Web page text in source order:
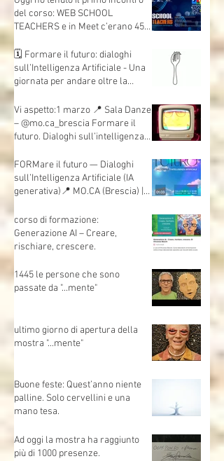
del corso: WEB SCHOOL
TEACHERS e in Meet c’erano 45
territori diversi.
🗓 Formare il futuro: dialoghi
sull’Intelligenza Artificiale - Una
giornata per andare oltre la
sull’AI.
Vi aspetto:1 marzo 📍 Sala Danze
– @mo.ca_brescia Formare il
futuro. Dialoghi sull’intelligenza
FORMare il futuro — Dialoghi
sull’Intelligenza Artificiale (IA
generativa)📍 MO.CA (Brescia) |
gratuito
corso di formazione:
Generazione AI – Creare,
rischiare, crescere.
1445 le persone che sono
passate da "...mente"
ultimo giorno di apertura della
mostra "...mente"
Buone feste: Quest’anno niente
palline. Solo cervellini e una
mano tesa.
Ad oggi la mostra ha raggiunto
più di 1000 presenze.